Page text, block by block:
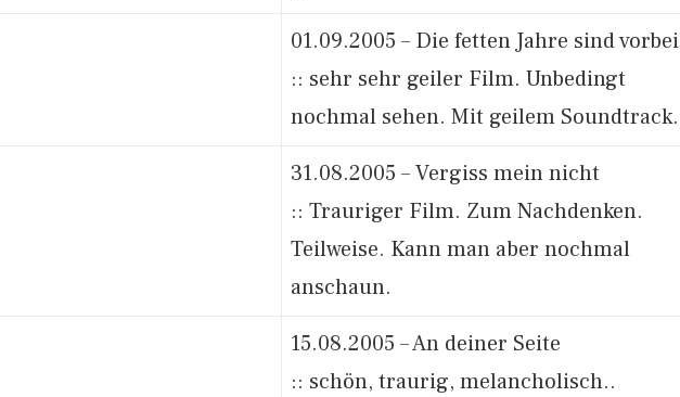
01.09.2005 – Die fetten Jahre sind vorbei
:: sehr sehr geiler Film. Unbedingt
nochmal sehen. Mit geilem Soundtrack.
31.08.2005 – Vergiss mein nicht
:: Trauriger Film. Zum Nachdenken.
Teilweise. Kann man aber nochmal
anschaun.
15.08.2005 – An deiner Seite
:: schön, traurig, melancholisch..